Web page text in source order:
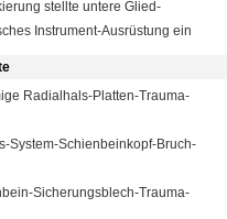
stellte untere Glied-
Instrument-Ausrüstung ein
Radialhals-Platten-Trauma-
System-Schienbeinkopf-Bruch-
Sicherungsblech-Trauma-